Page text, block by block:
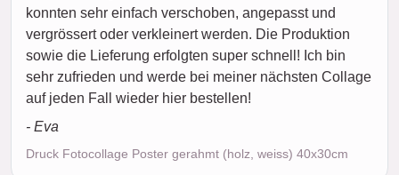
konnten sehr einfach verschoben, angepasst und
vergrössert oder verkleinert werden. Die Produktion
sowie die Lieferung erfolgten super schnell! Ich bin
sehr zufrieden und werde bei meiner nächsten Collage
auf jeden Fall wieder hier bestellen!
- Eva
Druck Fotocollage Poster gerahmt (holz, weiss) 40x30cm